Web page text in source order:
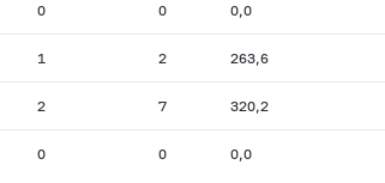
0 0 0,0
1 2 263,6
2 7 320,2
0 0 0,0